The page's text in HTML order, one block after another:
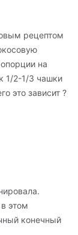
рецептом
на
1/2-1/3 чашки
это зависит ?
этом
конечный